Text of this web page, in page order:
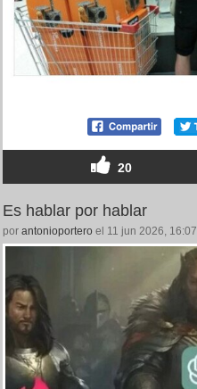
20
Es hablar por hablar
por antonioportero el 11 jun 2026, 16:07